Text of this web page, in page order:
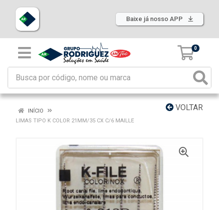
Baixe já nosso APP
0
VOLTAR
INÍCIO
LIMAS TIPO K COLOR 21MM/35 CX C/6 MAILLE